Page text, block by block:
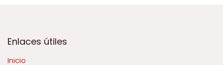
Enlaces útiles
Inicio